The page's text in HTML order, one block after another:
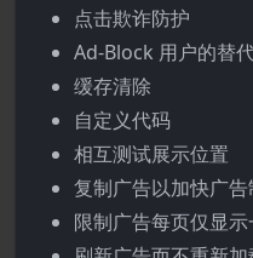
点击欺诈防护
Ad-Block 用户的替
缓存清除
自定义代码
相互测试展示位置
复制广告以加快广
限制广告每页仅显示